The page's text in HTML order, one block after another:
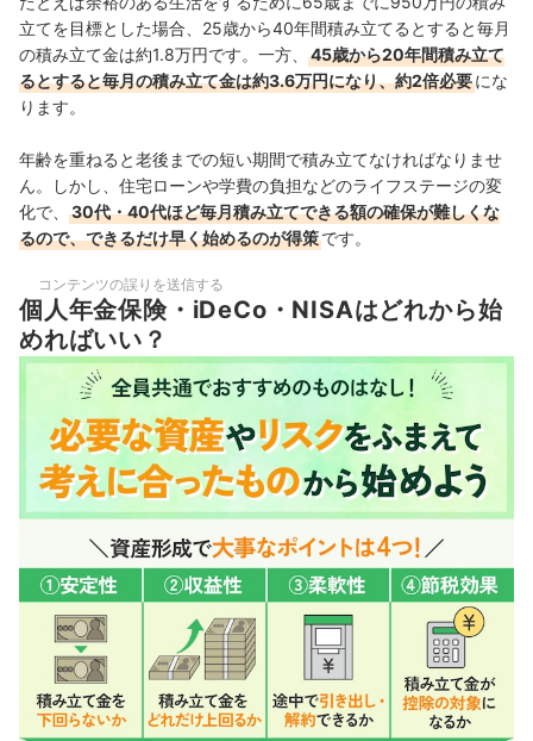
立てを目標とした場合、25歳から40年間積み立てるとすると毎月
の積み立て金は約1.8万円です。一方、
45歳から20年間積み立て
るとすると毎月の積み立て金は約3.6万円になり、約2倍必要にな
ります。
年齢を重ねると老後までの短い期間で積み立てなければなりませ
ん。しかし、住宅ローンや学費の負担などのライフステージの変
化で、
30代・40代ほど毎月積み立てできる額の確保が難しくな
るので、できるだけ早く始めるのが得策です。
コンテンツの誤りを送信する
個人年金保険・iDeCo・NISAはどれから始
めればいい？